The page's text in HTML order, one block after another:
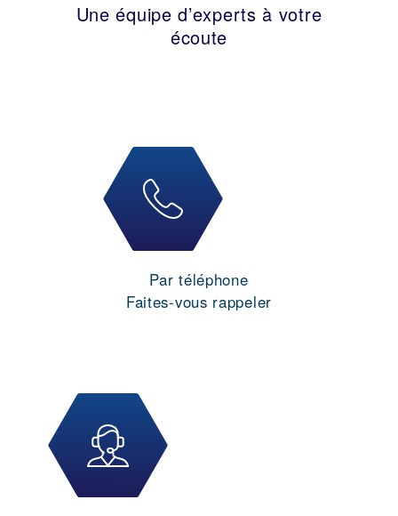
Une équipe d’experts à votre
écoute
Par téléphone
Faites-vous rappeler